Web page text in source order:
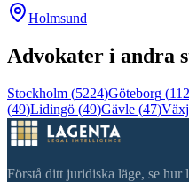
Holmsund
Advokater i andra
Stockholm (5224)Göteborg (
(49)Lidingö (49)Gävle (47)
Förstå ditt juridiska läge, se